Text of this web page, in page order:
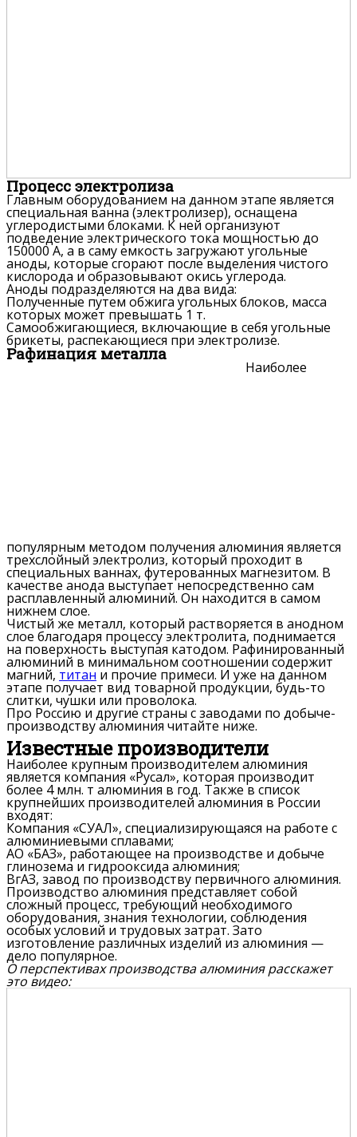
Процесс электролиза
Главным оборудованием на данном этапе является
специальная ванна (электролизер), оснащена
углеродистыми блоками. К ней организуют
подведение электрического тока мощностью до
150000 А, а в саму емкость загружают угольные
аноды, которые сгорают после выделения чистого
кислорода и образовывают окись углерода.
Аноды подразделяются на два вида:
Полученные путем обжига угольных блоков, масса
которых может превышать 1 т.
Самообжигающиеся, включающие в себя угольные
брикеты, распекающиеся при электролизе.
Рафинация металла
Наиболее
популярным методом получения алюминия является
трехслойный электролиз, который проходит в
специальных ваннах, футерованных магнезитом. В
качестве анода выступает непосредственно сам
расплавленный алюминий. Он находится в самом
нижнем слое.
Чистый же металл, который растворяется в анодном
слое благодаря процессу электролита, поднимается
на поверхность выступая катодом. Рафинированный
алюминий в минимальном соотношении содержит
магний, титан и прочие примеси. И уже на данном
этапе получает вид товарной продукции, будь-то
слитки, чушки или проволока.
Про Россию и другие страны с заводами по добыче-
производству алюминия читайте ниже.
Известные производители
Наиболее крупным производителем алюминия
является компания «Русал», которая производит
более 4 млн. т алюминия в год. Также в список
крупнейших производителей алюминия в России
входят:
Компания «СУАЛ», специализирующаяся на работе с
алюминиевыми сплавами;
АО «БАЗ», работающее на производстве и добыче
глинозема и гидрооксида алюминия;
ВгАЗ, завод по производству первичного алюминия.
Производство алюминия представляет собой
сложный процесс, требующий необходимого
оборудования, знания технологии, соблюдения
особых условий и трудовых затрат. Зато
изготовление различных изделий из алюминия —
дело популярное.
О перспективах производства алюминия расскажет
это видео: